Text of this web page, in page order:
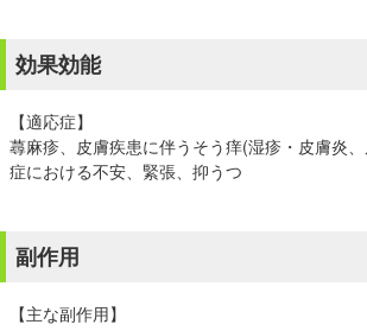
効果効能
【適応症】
蕁麻疹、皮膚疾患に伴うそう痒(湿疹・皮膚炎
症における不安、緊張、抑うつ
副作用
【主な副作用】